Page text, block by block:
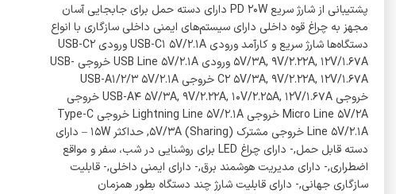
پشتیبانی از شارژ سریع PD ۲۰W دارای دسته حمل برای جابجایی آسان
مجهز به چراغ قوه داخلی دارای سیستم‌های ایمنی داخلی سازگاری با انواع
دستگاه‌ها شارژ سریع و کارآمد ورودی USB-C۱ ۵V/۲.۱A ورودی USB-C۲
۵V/۳A, ۹V/۲.۲۲A, ۱۲V/۱.۶۷A ورودی USB Line ۵V/۲.۱A خروجی USB-
C۲ ۵V/۳A, ۹V/۲.۲۲A, ۱۲V/۱.۶۷A خروجی USB-A۱/۲/۳ ۵V/۲.۱A
خروجی USB-A۴ ۵V/۳A, ۹V/۲.۲۲A, ۱۰V/۲.۲۵A, ۱۲V/۱.۶۷A خروجی
Micro Line ۵V/۲A خروجی Lightning Line ۵V/۲.۱A خروجی Type-C
Line ۵V/۲.۱A خروجی مشترک (Sharing) ۵V/۳A, حداکثر ۱۵W – دارای
دسته قابل حمل,- دارای چراغ LED برای روشنایی در شب، سفر و مواقع
اضطراری,- دارای مدیریت هوشمند برق,- دارای ایمنی داخلی,- قابلیت
سازگاری جهانی,- دارای قابلیت شارژ چند دستگاه بطور همزمان